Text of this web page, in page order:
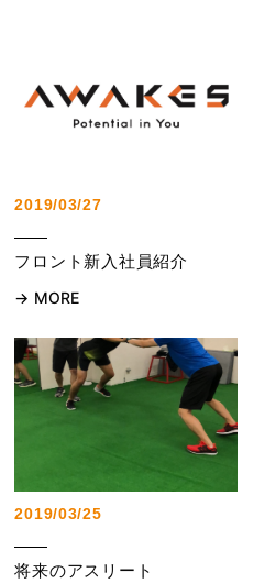
2019/03/27
フロント新入社員紹介
MORE
2019/03/25
将来のアスリート